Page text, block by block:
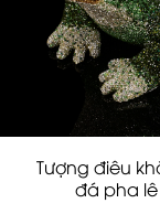
Tượng điêu
đá pha